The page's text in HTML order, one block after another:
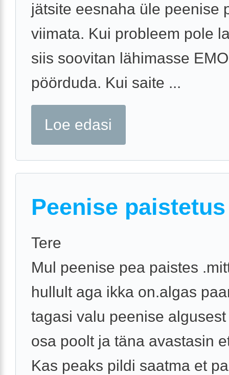
jätsite eesnaha üle peenise
viimata. Kui probleem pole
siis soovitan lähimasse
pöörduda. Kui saite ...
Loe edasi
Peenise paistetus
Tere
Mul peenise pea paistes
hullult aga ikka on.algas
tagasi valu peenise
osa poolt ja täna avastasin
Kas peaks pildi saatma et